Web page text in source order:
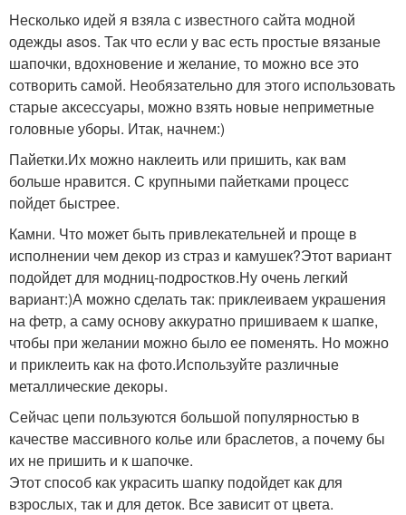
Несколько идей я взяла с известного сайта модной
одежды asos. Так что если у вас есть простые вязаные
шапочки, вдохновение и желание, то можно все это
сотворить самой. Необязательно для этого использовать
старые аксессуары, можно взять новые неприметные
головные уборы. Итак, начнем:)
Пайетки.Их можно наклеить или пришить, как вам
больше нравится. С крупными пайетками процесс
пойдет быстрее.
Камни. Что может быть привлекательней и проще в
исполнении чем декор из страз и камушек?Этот вариант
подойдет для модниц-подростков.Ну очень легкий
вариант:)А можно сделать так: приклеиваем украшения
на фетр, а саму основу аккуратно пришиваем к шапке,
чтобы при желании можно было ее поменять. Но можно
и приклеить как на фото.Используйте различные
металлические декоры.
Сейчас цепи пользуются большой популярностью в
качестве массивного колье или браслетов, а почему бы
их не пришить и к шапочке.
Этот способ как украсить шапку подойдет как для
взрослых, так и для деток. Все зависит от цвета.